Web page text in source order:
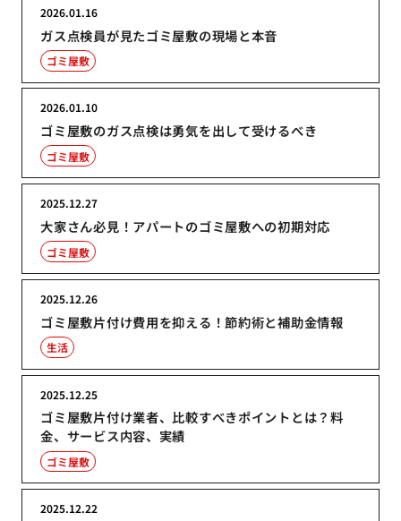
ガス点検員が見たゴミ屋敷の現場と本音
2026.01.16
ゴミ屋敷
ゴミ屋敷のガス点検は勇気を出して受けるべき
2026.01.10
ゴミ屋敷
大家さん必見！アパートのゴミ屋敷への初期対応
2025.12.27
ゴミ屋敷
ゴミ屋敷片付け費用を抑える！節約術と補助金情報
2025.12.26
生活
ゴミ屋敷片付け業者、比較すべきポイントとは？料
金、サービス内容、実績
2025.12.25
ゴミ屋敷
2025.12.22